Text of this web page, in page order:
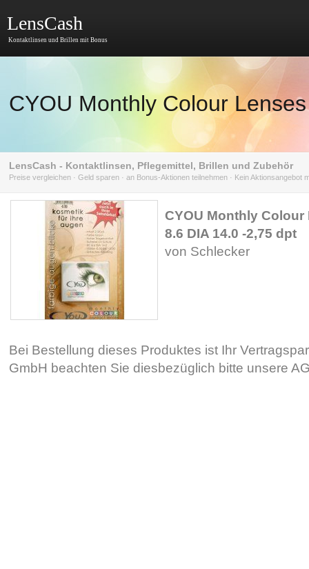
LensCash
Kontaktlinsen und Brillen mit Bonus
CYOU Monthly Colour
LensCash - Kontaktlinsen, Pflegemittel, Brillen und Zubehör
Preise vergleichen · Geld sparen · an Bonus-Aktionen teilnehmen · Kein Aktionsangebot
CYOU Monthly
8.6 DIA 14.0 -2,75 dpt
von Schlecker
Bei Bestellung dieses Produktes ist Ihr
GmbH beachten Sie diesbezüglich bitte unsere